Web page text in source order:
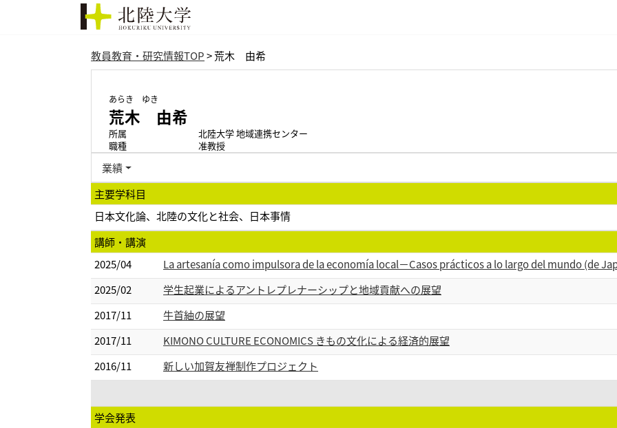
教員教育・研究情報TOP> 荒木 由希
あらき ゆき
荒木 由希
所属
北陸大学 地域連携センター
職種
准教授
業績
主要学科目
日本文化論、北陸の文化と社会、日本事情
講師・講演
2025/04
La artesanía como impulsora de la economía local－Casos prácticos a lo largo del mundo (de
2025/02
学生起業によるアントレプレナーシップと地域貢献への展望
2017/11
牛首紬の展望
2017/11
KIMONO CULTURE ECONOMICS きもの文化による経済的展望
2016/11
新しい加賀友禅制作プロジェクト
学会発表